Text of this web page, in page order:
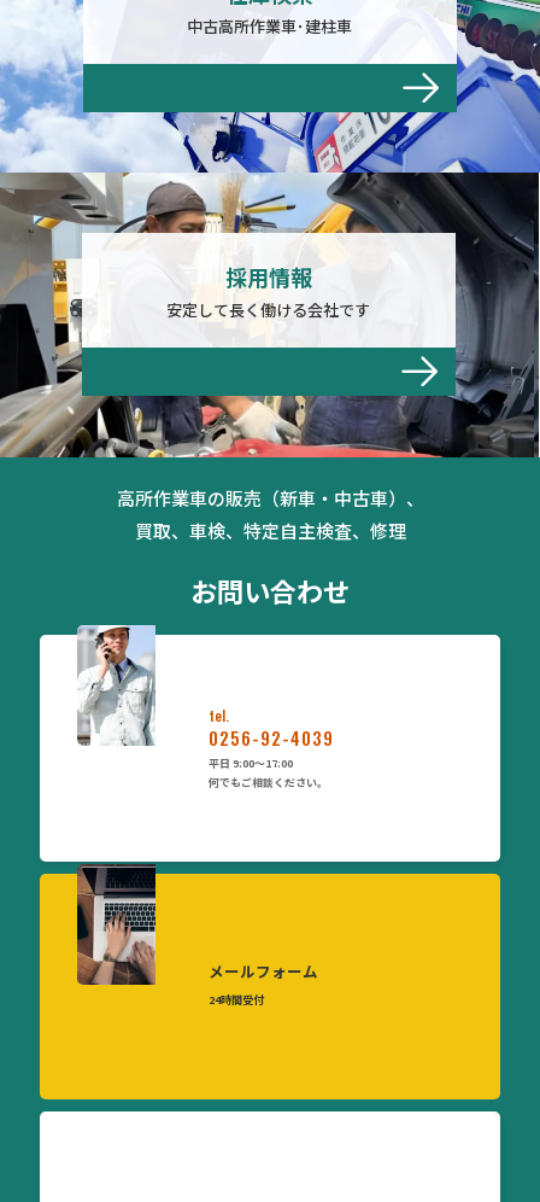
中古高所作業車･建柱車
採用情報
安定して長く働ける会社です
高所作業車の販売（新車・中古車）、
買取、車検、特定自主検査、修理
お問い合わせ